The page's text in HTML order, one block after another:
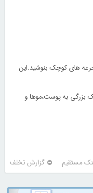
های کوچک بنوشید.این
بزرگی به پوست،موها و
مستقیم گزارش تخلف